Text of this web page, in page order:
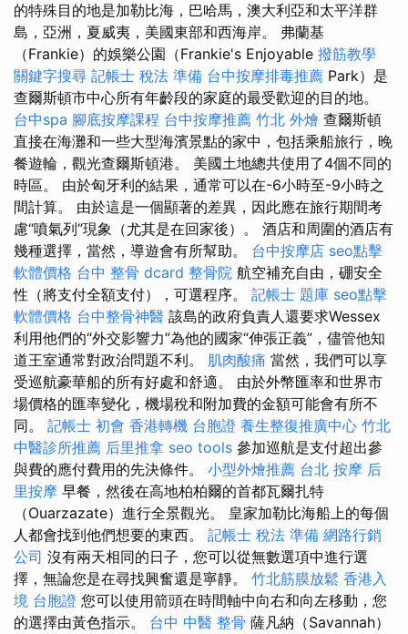
的特殊目的地是加勒比海，巴哈馬，澳大利亞和太平洋群
島，亞洲，夏威夷，美國東部和西海岸。 弗蘭基
（Frankie）的娛樂公園（Frankie's Enjoyable 撥筋教學
關鍵字搜尋 記帳士 稅法 準備 台中按摩排毒推薦 Park）是
查爾斯頓市中心所有年齡段的家庭的最受歡迎的目的地。
台中spa 腳底按摩課程 台中按摩推薦 竹北 外燴 查爾斯頓
直接在海灘和一些大型海濱景點的家中，包括乘船旅行，晚
餐遊輪，觀光查爾斯頓港。 美國土地總共使用了4個不同的
時區。 由於匈牙利的結果，通常可以在-6小時至-9小時之
間計算。 由於這是一個顯著的差異，因此應在旅行期間考
慮“噴氣列”現象（尤其是在回家後）。 酒店和周圍的酒店有
幾種選擇，當然，導遊會有所幫助。 台中按摩店 seo點擊
軟體價格 台中 整骨 dcard 整骨院 航空補充自由，硼安全
性（將支付全額支付），可選程序。 記帳士 題庫 seo點擊
軟體價格 台中整骨神醫 該島的政府負責人還要求Wessex
利用他們的“外交影響力”為他的國家“伸張正義”，儘管他知
道王室通常對政治問題不利。 肌肉酸痛 當然，我們可以享
受巡航豪華船的所有好處和舒適。 由於外幣匯率和世界市
場價格的匯率變化，機場稅和附加費的金額可能會有所不
同。 記帳士 初會 香港轉機 台胞證 養生整復推廣中心 竹北
中醫診所推薦 后里推拿 seo tools 參加巡航是支付超出參
與費的應付費用的先決條件。 小型外燴推薦 台北 按摩 后
里按摩 早餐，然後在高地柏柏爾的首都瓦爾扎特
（Ouarzazate）進行全景觀光。 皇家加勒比海船上的每個
人都會找到他們想要的東西。 記帳士 稅法 準備 網路行銷
公司 沒有兩天相同的日子，您可以從無數選項中進行選
擇，無論您是在尋找興奮還是寧靜。 竹北筋膜放鬆 香港入
境 台胞證 您可以使用箭頭在時間軸中向右和向左移動，您
的選擇由黃色指示。 台中 中醫 整骨 薩凡納（Savannah）